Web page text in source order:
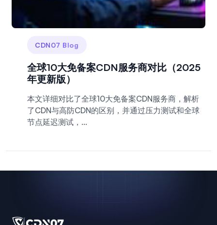
CDN07 Blog
全球10大免备案CDN服务商对比（2025
年更新版）
本文详细对比了全球10大免备案CDN服务商，解析
了CDN与高防CDN的区别，并通过压力测试和全球
节点延迟测试，...